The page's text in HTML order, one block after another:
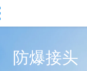
防爆接头